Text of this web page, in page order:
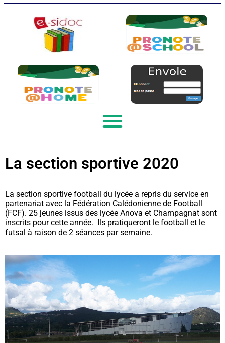
La section sportive 2020
La section sportive football du lycée a repris du service en
partenariat avec la Fédération Calédonienne de Football
(FCF). 25 jeunes issus des lycée Anova et Champagnat sont
inscrits pour cette année. Ils pratiqueront le football et le
futsal à raison de 2 séances par semaine.